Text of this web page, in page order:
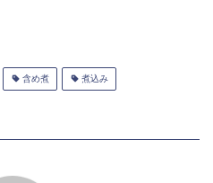
含め煮 煮込み